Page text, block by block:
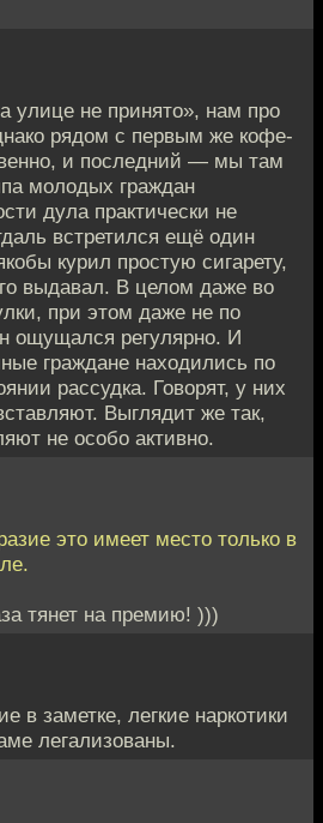
улице не принято», нам про
рядом с первым же кофе-
и последний — мы там
молодых граждан
дула практически не
встретился ещё один
курил простую сигарету,
выдавал. В целом даже во
при этом даже не по
ощущался регулярно. И
граждане находились по
рассудка. Говорят, у них
Выглядит же так,
не особо активно.
это имеет место только в
тянет на премию! )))
в заметке, легкие наркотики
легализованы.